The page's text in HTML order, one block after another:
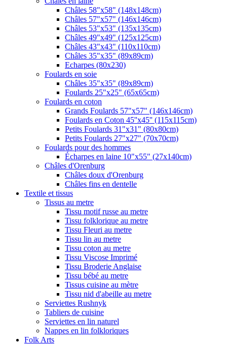
Châles 58"x58" (148x148cm)
Châles 57"x57" (146x146cm)
Châles 53"x53" (135x135cm)
Châles 49"x49" (125x125cm)
Châles 43"x43" (110x110cm)
Châles 35"x35" (89x89cm)
Echarpes (80х230)
Foulards en soie
Châles 35"x35" (89x89cm)
Foulards 25"x25" (65x65cm)
Foulards en coton
Grands Foulards 57"x57" (146x146cm)
Foulards en Coton 45''x45'' (115x115cm)
Petits Foulards 31"x31" (80x80cm)
Petits Foulards 27"x27" (70x70cm)
Foulards pour des hommes
Écharpes en laine 10"x55" (27x140cm)
Châles d'Orenburg
Châles doux d'Orenburg
Châles fins en dentelle
Textile et tissus
Tissus au metre
Tissu motif russe au metre
Tissu folklorique au metre
Tissu Fleuri au metre
Tissu lin au metre
Tissu coton au metre
Tissu Viscose Imprimé
Tissu Broderie Anglaise
Tissu bébé au metre
Tissus cuisine au mètre
Tissu nid d'abeille au metre
Serviettes Rushnyk
Tabliers de cuisine
Serviettes en lin naturel
Nappes en lin folkloriques
Folk Arts